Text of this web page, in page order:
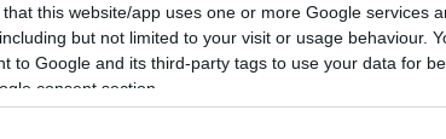
that this website/app uses one or more Google services
but not limited to your visit or usage behaviour.
to Google and its third-party tags to use your data for
consent section.
veiligheid. Dit roept vragen op over de
en de noodzaak van flexibiliteit binnen
aanpak?